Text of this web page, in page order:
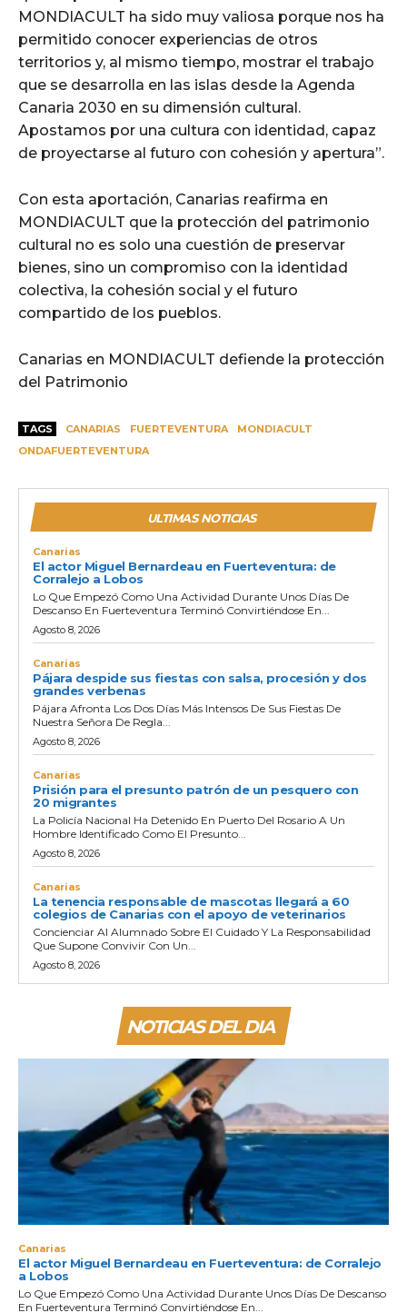
MONDIACULT ha sido muy valiosa porque nos ha
permitido conocer experiencias de otros
territorios y, al mismo tiempo, mostrar el trabajo
que se desarrolla en las islas desde la Agenda
Canaria 2030 en su dimensión cultural.
Apostamos por una cultura con identidad, capaz
de proyectarse al futuro con cohesión y apertura”.
Con esta aportación, Canarias reafirma en
MONDIACULT que la protección del patrimonio
cultural no es solo una cuestión de preservar
bienes, sino un compromiso con la identidad
colectiva, la cohesión social y el futuro
compartido de los pueblos.
Canarias en MONDIACULT defiende la protección
del Patrimonio
TAGS CANARIAS FUERTEVENTURA
MONDIACULT
ONDAFUERTEVENTURA
ULTIMAS NOTICIAS
Canarias
El actor Miguel Bernardeau en Fuerteventura: de
Corralejo a Lobos
Lo Que Empezó Como Una Actividad Durante Unos Días De
Descanso En Fuerteventura Terminó Convirtiéndose En...
Agosto 8, 2026
Canarias
Pájara despide sus fiestas con salsa, procesión y dos
grandes verbenas
Pájara Afronta Los Dos Días Más Intensos De Sus Fiestas De
Nuestra Señora De Regla...
Agosto 8, 2026
Canarias
Prisión para el presunto patrón de un pesquero con
20 migrantes
La Policía Nacional Ha Detenido En Puerto Del Rosario A Un
Hombre Identificado Como El Presunto...
Agosto 8, 2026
Canarias
La tenencia responsable de mascotas llegará a 60
colegios de Canarias con el apoyo de veterinarios
Concienciar Al Alumnado Sobre El Cuidado Y La Responsabilidad
Que Supone Convivir Con Un...
Agosto 8, 2026
NOTICIAS DEL DIA
Canarias
El actor Miguel Bernardeau en Fuerteventura: de Corralejo
a Lobos
Lo Que Empezó Como Una Actividad Durante Unos Días De Descanso
En Fuerteventura Terminó Convirtiéndose En...